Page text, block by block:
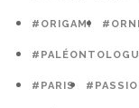
#ORIGAMI
#PARIS